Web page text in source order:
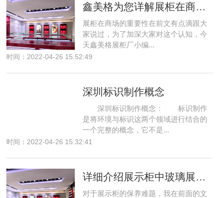
鑫美格为您详解展柜在商场中的重要性
展柜在商场的重要性在前文有点滴跟大
家说过，为了加深大家对这个认知，今
天鑫美格展柜厂小编...
时间：2022-04-26 15:52:49
深圳标识制作概念
深圳标识制作概念： 标识制作
是将环境与标识这两个领域进行结合的
一个完整的概念，它不是...
时间：2022-04-26 15:32:41
详细介绍展示柜中玻璃展柜怎么清洗保养呢?
对于展示柜的保养难题，我在前面的文